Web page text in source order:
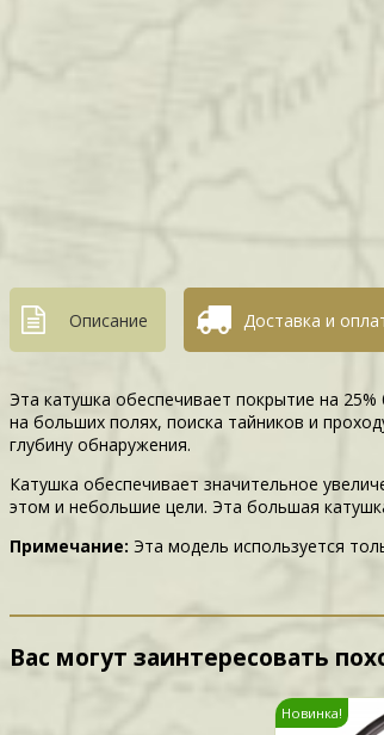
Описание Доставка и
Эта катушка обеспечивает покрытие на
на больших полях, поиска тайников и
глубину обнаружения.
Катушка обеспечивает значительное
этом и небольшие цели. Эта большая
Примечание: Эта модель используется
Вас могут заинтересовать
Новинка!